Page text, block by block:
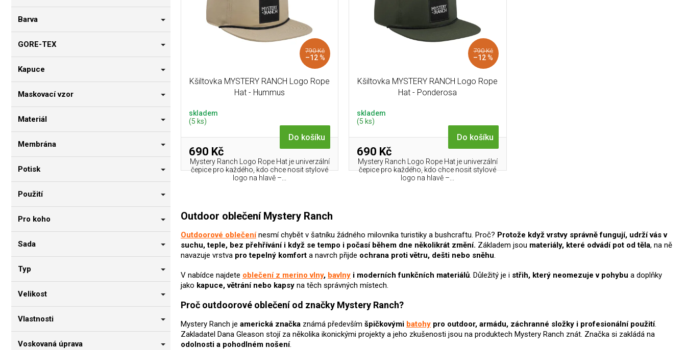
í
a
Barva
GORE-TEX
Kapuce
Maskovací vzor
Materiál
Membrána
Potisk
Použití
Pro koho
Sada
Typ
Velikost
Vlastnosti
Voskovaná úprava
790 Kč
–12 %
Kšiltovka MYSTERY RANCH Logo Rope
Hat - Hummus
skladem
(5 ks)
690 Kč
Do košíku
Mystery Ranch Logo Rope Hat je univerzální
čepice pro každého, kdo chce nosit stylové
logo na hlavě –...
790 Kč
–12 %
Kšiltovka MYSTERY RANCH Logo Rope
Hat - Ponderosa
skladem
(5 ks)
690 Kč
Do košíku
Mystery Ranch Logo Rope Hat je univerzální
čepice pro každého, kdo chce nosit stylové
logo na hlavě –...
d
a
c
p
v
ý
Outdoor oblečení Mystery Ranch
Outdoorové oblečení nesmí chybět v šatníku žádného milovníka turistiky a bushcraftu. Proč? Protože když vrstvy správně fungují, udrží vás v
suchu, teple, bez přehřívání i když se tempo i počasí během dne několikrát změní. Základem jsou materiály, které odvádí pot od těla, na ně
navazuje vrstva pro tepelný komfort a navrch přijde ochrana proti větru, dešti nebo sněhu.
V nabídce najdete oblečení z merino vlny, bavlny i moderních funkčních materiálů. Důležitý je i střih, který neomezuje v pohybu a doplňky
jako kapuce, větrání nebo kapsy na těch správných místech.
Proč outdoorové oblečení od značky Mystery Ranch?
Mystery Ranch je americká značka známá především špičkovými batohy pro outdoor, armádu, záchranné složky i profesionální použití.
Zakladatel Dana Gleason stojí za několika ikonickými projekty a jeho zkušenosti jsou na produktech Mystery Ranch znát. Značka si zakládá na
odolnosti a pohodlném nošení.